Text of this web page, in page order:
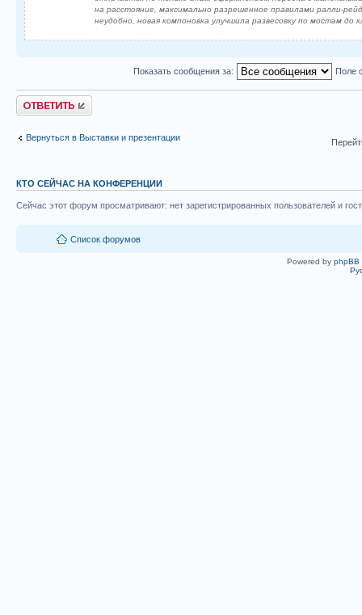
на расстояние, максимально разрешенное правилами ралли-
неудобно, новая компоновка улучшила развесовку по мостам до
Показать сообщения за: Поле
Ответить
Вернуться в Выставки и презентации
КТО СЕЙЧАС НА КОНФЕРЕНЦИИ
Сейчас этот форум просматривают: нет зарегистрированных пользователей и
Список форумов
Powered by phpBB